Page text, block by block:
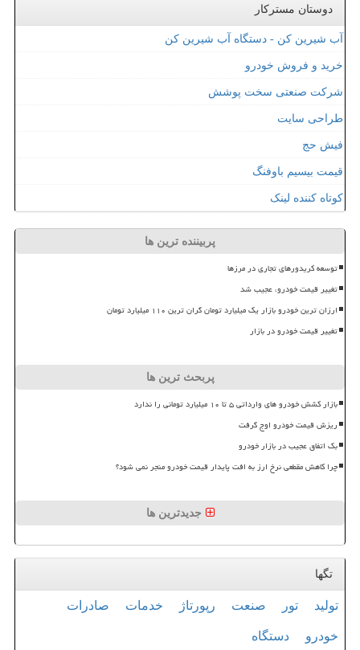
دوستان مسترکار
آب شیرین کن - دستگاه آب شیرین کن
خرید و فروش خودرو
شرکت صنعتی سخت پوشش
طراحی سایت
فیش حج
قیمت بیسیم باوفنگ
کوتاه کننده لینک
پربیننده ترین ها
توسعه کریدورهای تجاری در مرزها
تغییر قیمت خودرو، عجیب شد
ارزان ترین خودرو بازار یک میلیارد تومان گران ترین ۱۱۰ میلیارد تومان
تغییر قیمت خودرو در بازار
پربحث ترین ها
بازار کشش خودرو های وارداتی ۵ تا ۱۰ میلیارد تومانی را ندارد
ریزش قیمت خودرو اوج گرفت
بک اتفاق عجیب در بازار خودرو
چرا کاهش مقطعی نرخ ارز به افت پایدار قیمت خودرو منجر نمی شود؟
جدیدترین ها
تگها
تولید تور صنعت رپورتاژ خدمات صادرات
خودرو دستگاه